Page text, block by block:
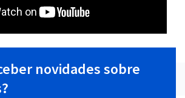
novidades sobre